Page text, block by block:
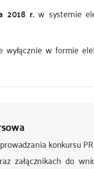
2018 r.w systemie
wyłącznie w formie
konkursu
załącznikach do